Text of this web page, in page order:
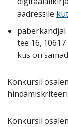
aadressile
paberkandjal
tee 16,
kus on
Konkursil
Konkursil